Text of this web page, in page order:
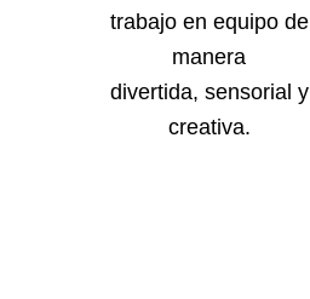
trabajo en equipo de
manera
divertida, sensorial y
creativa.